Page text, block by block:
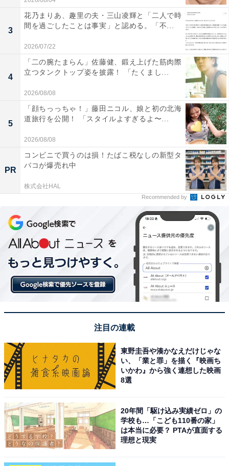
3
花乃まりあ、趣里の夫・三山凌輝と「二人で時
間を過ごしたことは事実」と認める。「不...
2026/07/22
4
「二の腕たまらん」佐藤健、鍛え上げた筋肉際
立つタンクトップ姿を披露！ 「たくまし...
2026/08/08
5
「顔ちっっちゃ！」藤田ニコル、娘と初の北海
道旅行を公開！ 「スタイルよすぎるよ〜...
2026/08/08
PR
コンビニで買うのは損！たばこ税なしの新型タ
バコが爆売れ中
株式会社HAL
Recommended by
注目の連載
東野圭吾や湊かなえだけじゃな
い、「業と罪」を描く『映画ち
いかわ』から強く連想した映画
8選
20年間「駆け込み実績ゼロ」の
学校も…「こども110番の家」
は本当に必要？ PTAが直面する
理想と現実